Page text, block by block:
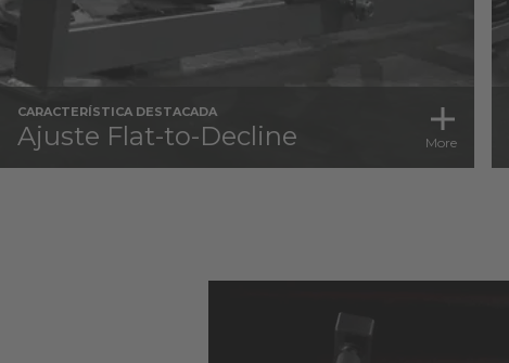
CARACTERÍSTICA DESTACADA
Ajuste Flat-to-Decline More